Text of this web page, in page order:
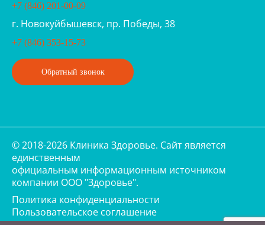
+7 (846) 201-00-09
г. Новокуйбышевск, пр. Победы, 38
+7 (846) 353-15-73
Обратный звонок
© 2018-2026 Клиника Здоровье. Cайт является
единственным
официальным информационным источником
компании ООО "Здоровье".
Политика конфиденциальности
Пользовательское соглашение